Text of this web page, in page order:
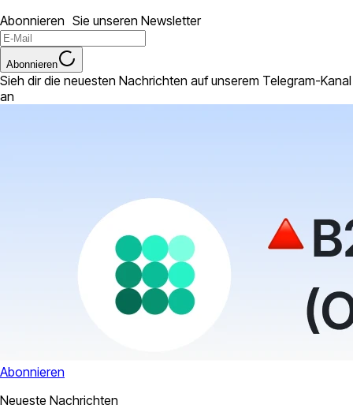
Abonnieren Sie unseren Newsletter
Abonnieren
Sieh dir die neuesten Nachrichten auf unserem Telegram-Kanal
an
Abonnieren
Neueste Nachrichten